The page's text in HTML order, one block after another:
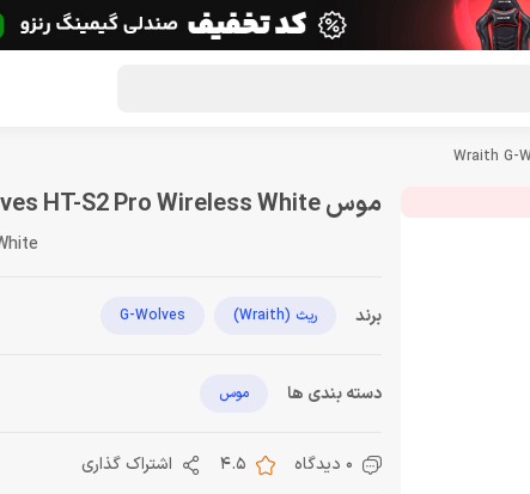
موس Wraith G-Wolves HT-S2 Pro Wireless White
برند ریث (Wraith) G-Wolves
دسته بندی ها موس
0 دیدگاه 4.5 اشتراک گذاری